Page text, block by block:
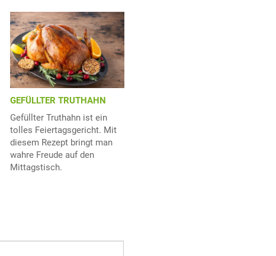
GEFÜLLTER TRUTHAHN
Gefüllter Truthahn ist ein
tolles Feiertagsgericht. Mit
diesem Rezept bringt man
wahre Freude auf den
Mittagstisch.